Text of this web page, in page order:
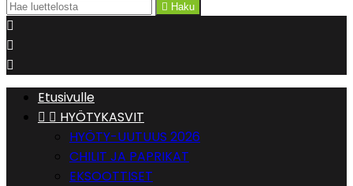
 Haku



Etusivulle
  HYÖTYKASVIT
HYÖTY-UUTUUS 2026
CHILIT JA PAPRIKAT
EKSOOTTISET